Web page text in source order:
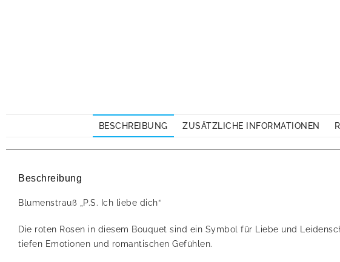
BESCHREIBUNG ZUSÄTZLICHE INFORMATIONEN
Beschreibung
Blumenstrauß „P.S. Ich liebe dich“
Die roten Rosen in diesem Bouquet sind ein Symbol für Liebe und
tiefen Emotionen und romantischen Gefühlen.